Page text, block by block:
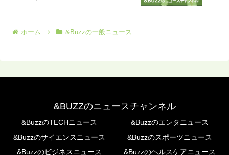
ホーム &Buzzの一般ニュース
&BUZZのニュースチャンネル
&BuzzのTECHニュース
&Buzzのエンタニュース
&Buzzのサイエンスニュース
&Buzzのスポーツニュース
&Buzzのビジネスニュース
&Buzzのヘルスケアニュース